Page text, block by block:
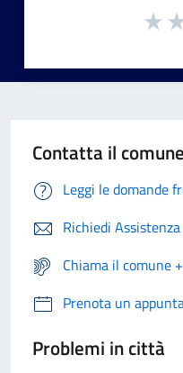
Contatta il comune
Leggi le domande
Richiedi Assistenza
Chiama il comune
Prenota un
Problemi in città